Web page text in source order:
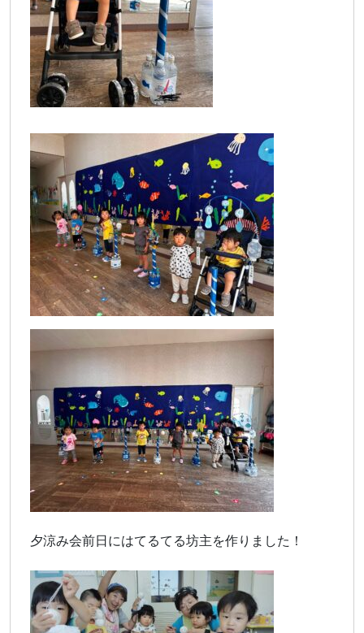
夕涼み会前日にはてるてる坊主を作りました！